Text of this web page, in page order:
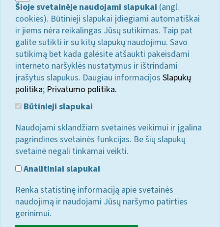
Šioje svetainėje naudojami slapukai (angl.
cookies). Būtinieji slapukai įdiegiami automatiškai
ir jiems nėra reikalingas Jūsų sutikimas. Taip pat
galite sutikti ir su kitų slapukų naudojimu. Savo
sutikimą bet kada galėsite atšaukti pakeisdami
interneto naršyklės nustatymus ir ištrindami
įrašytus slapukus. Daugiau informacijos Slapukų
politika; Privatumo politika.
Būtinieji slapukai
Naudojami sklandžiam svetainės veikimui ir įgalina
pagrindines svetainės funkcijas. Be šių slapukų
svetainė negali tinkamai veikti.
Analitiniai slapukai
Renka statistinę informaciją apie svetainės
naudojimą ir naudojami Jūsų naršymo patirties
gerinimui.